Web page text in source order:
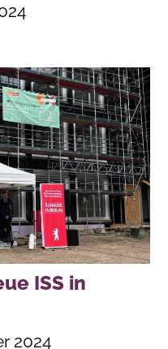
ISS in
2024